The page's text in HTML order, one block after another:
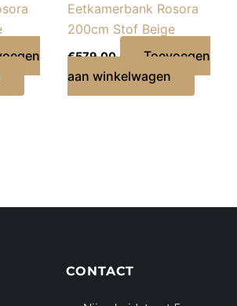
Eetkamerbank Rosora
200cm Stof Beige
€579,00
Toevoegen
aan winkelwagen
CONTACT